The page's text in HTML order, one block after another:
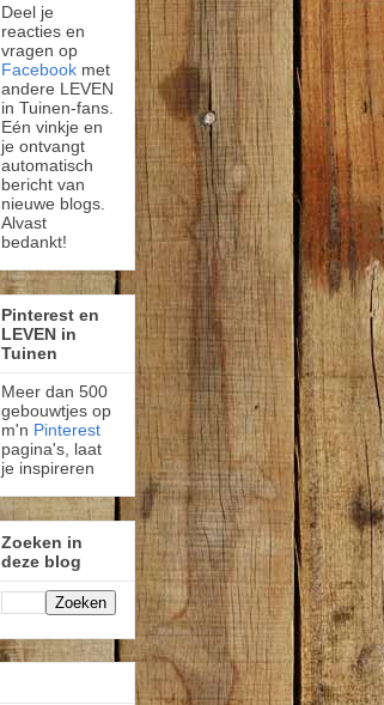
Deel je
reacties en
vragen op
Facebook met
andere LEVEN
in Tuinen-fans.
Eén vinkje en
je ontvangt
automatisch
bericht van
nieuwe blogs.
Alvast
bedankt!
Pinterest en
LEVEN in
Tuinen
Meer dan 500
gebouwtjes op
m'n Pinterest
pagina's, laat
je inspireren
Zoeken in
deze blog